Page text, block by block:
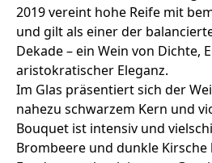
2019 vereint hohe Reife mit
und gilt als einer der
Dekade – ein Wein von Dichte,
aristokratischer Eleganz.
Im Glas präsentiert sich der
nahezu schwarzem Kern und
Bouquet ist intensiv und
Brombeere und dunkle Kirsche